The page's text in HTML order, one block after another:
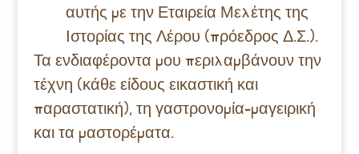
αυτής με την Εταιρεία Μελέτης της
Ιστορίας της Λέρου (πρόεδρος Δ.Σ.).
Τα ενδιαφέροντα μου περιλαμβάνουν την
τέχνη (κάθε είδους εικαστική και
παραστατική), τη γαστρονομία-μαγειρική
και τα μαστορέματα.